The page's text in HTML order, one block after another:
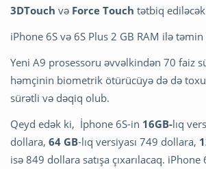
3DTouch və Force Touch tətbiq
iPhone 6S və 6S Plus 2 GB RAM ilə
Yeni A9 prosessoru əvvəlkindən 70 faiz
həmçinin biometrik ötürücüyə də də
sürətli və dəqiq olub.
Qeyd edək ki, İphone 6S-in 16GB-lıq
dollara, 64 GB-lıq versiyası 749 dollara,
isə 849 dollara satışa çıxarılacaq. iPhone